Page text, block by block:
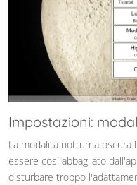
Impostazioni:
La modalità notturna oscura
essere così abbagliato
disturbare troppo